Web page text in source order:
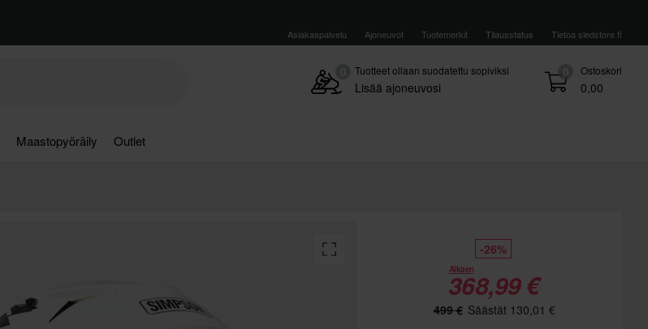
Asiakaspalvelu Ajoneuvot Tuotemerkit Tilausstatus Tietoa sledstore.fi
0 Ostoskori
0,00
Tuotteet ollaan suodatettu sopiviksi
Lisää ajoneuvosi
Maastopyöräily Outlet
-26%
Alkaen
368,99 €
499 € Säästät 130,01 €